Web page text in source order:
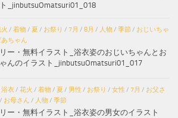
_jinbutsuOmatsuri01_018
/ 着物/ 夏 / お祭り / 7月 / 8月 / 人物/ 季節/ おじいちゃ
あちゃん
ー・無料イラスト_浴衣姿のおじいちゃんとお
んのイラスト_jinbutsuOmatsuri01_017
浴衣/ 花火 / 着物/ 夏 / 男性 / お祭り / 女性 / 7月 / お父さ
/ お母さん / 人物/ 季節
ー・無料イラスト_浴衣姿の男女のイラスト